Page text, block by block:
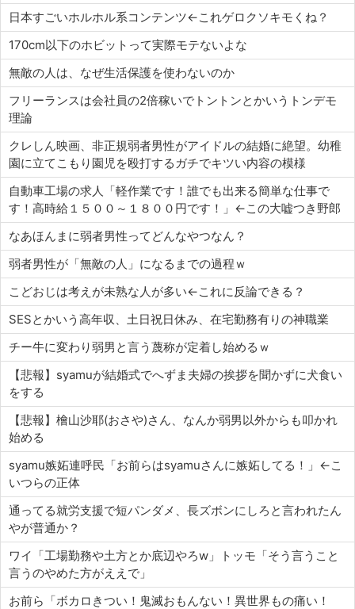
日本すごいホルホル系コンテンツ←これゲロクソキモくね？
170cm以下のホビットって実際モテないよな
無敵の人は、なぜ生活保護を使わないのか
フリーランスは会社員の2倍稼いでトントンとかいうトンデモ
理論
クレしん映画、非正規弱者男性がアイドルの結婚に絶望。幼稚
園に立てこもり園児を殴打するガチでキツい内容の模様
自動車工場の求人「軽作業です！誰でも出来る簡単な仕事で
す！高時給１５００～１８００円です！」←この大嘘つき野郎
なあほんまに弱者男性ってどんなやつなん？
弱者男性が「無敵の人」になるまでの過程ｗ
こどおじは考えが未熟な人が多い←これに反論できる？
SESとかいう高年収、土日祝日休み、在宅勤務有りの神職業
チー牛に変わり弱男と言う蔑称が定着し始めるｗ
【悲報】syamuが結婚式でへずま夫婦の挨拶を聞かずに犬食い
をする
【悲報】檜山沙耶(おさや)さん、なんか弱男以外からも叩かれ
始める
syamu嫉妬連呼民「お前らはsyamuさんに嫉妬してる！」←こ
いつらの正体
通ってる就労支援で短パンダメ、長ズボンにしろと言われたん
やが普通か？
ワイ「工場勤務や土方とか底辺やろw」トッモ「そう言うこと
言うのやめた方がええで」
お前ら「ボカロきつい！鬼滅おもんない！異世界もの痛い！